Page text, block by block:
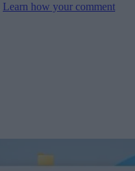
Learn how your comment